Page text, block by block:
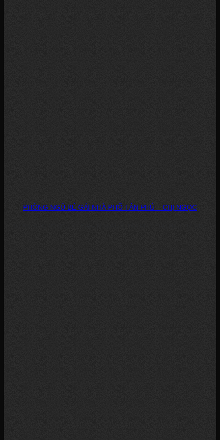
PHÒNG NGỦ BÉ GÁI NHÀ PHỐ TÂN PHÚ – CHỊ NGỌC